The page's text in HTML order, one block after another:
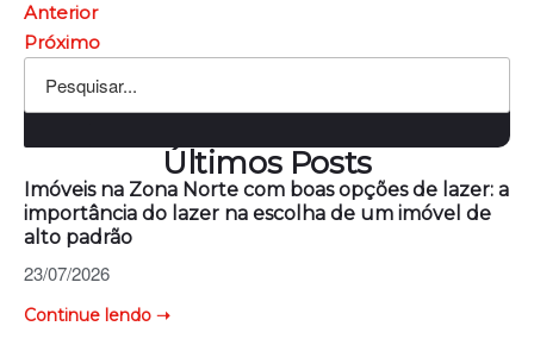
Anterior
Próximo
Últimos Posts
Imóveis na Zona Norte com boas opções de lazer: a
importância do lazer na escolha de um imóvel de
alto padrão
23/07/2026
Continue lendo ➝